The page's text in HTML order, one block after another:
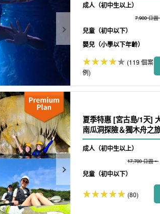
成人（初中生以上）
7,900 日圓
兒童（初中以下）
嬰兒（小學以下年齡）
(119 個案
例)
夏季特惠 [宮古島/1天]
南瓜洞探險＆獨木舟之
成人（初中生以上）
17,700 日圓。
兒童（初中以下）
(80)